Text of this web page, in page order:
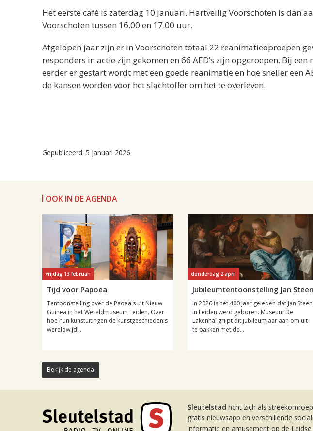
Het eerste café is zaterdag 10 januari. Hartveilig Voorschoten is dan
Voorschoten tussen 16.00 en 17.00 uur.
Afgelopen jaar zijn er in Voorschoten totaal 22 reanimatieoproepen
responders in actie zijn gekomen en 66 AED’s zijn opgeroepen. Bij
eerder er gestart wordt met een goede reanimatie en hoe sneller een
de kansen worden voor het slachtoffer om het te overleven.
Gepubliceerd: 5 januari 2026
OOK IN DE AGENDA
vrijdag 13 februari
Tijd voor Papoea
Tentoonstelling over de Paoea's uit Nieuw
Guinea in het Wereldmuseum Leiden. Over
hoe hun kunstuitingen de kunstgeschiedenis
wereldwijd...
donderdag 2 april
Jubileumtentoonstelling Jan Steen
In 2026 is het 400 jaar geleden dat Jan Steen
in Leiden werd geboren. Museum De
Lakenhal grijpt dit jubileumjaar aan om uit
te pakken met de...
Bekijk de agenda
Sleutelstad richt zich als
gratis nieuwsapp en verschillende
informatie en amusement op de Leidse